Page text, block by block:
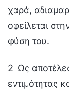
χαρά,
οφείλεται
φύση του.
2 Ως
εντιμότητας